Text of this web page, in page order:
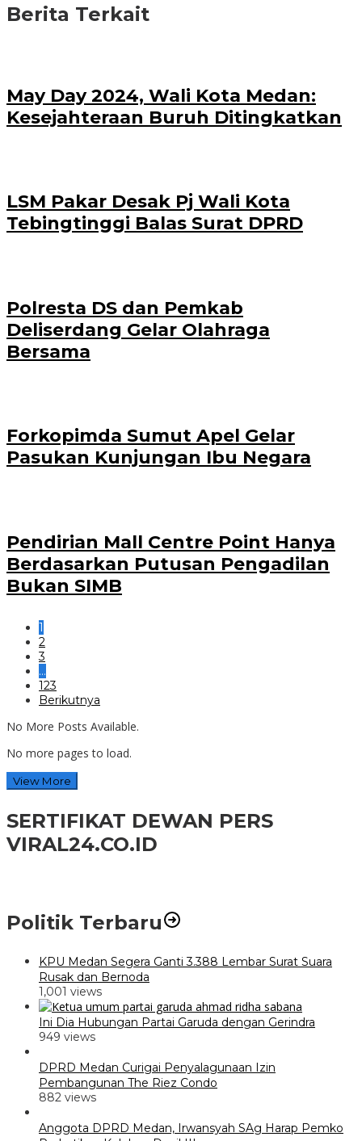
Berita Terkait
May Day 2024, Wali Kota Medan:
Kesejahteraan Buruh Ditingkatkan
LSM Pakar Desak Pj Wali Kota
Tebingtinggi Balas Surat DPRD
Polresta DS dan Pemkab
Deliserdang Gelar Olahraga
Bersama
Forkopimda Sumut Apel Gelar
Pasukan Kunjungan Ibu Negara
Pendirian Mall Centre Point Hanya
Berdasarkan Putusan Pengadilan
Bukan SIMB
1
2
3
…
123
Berikutnya
No More Posts Available.
No more pages to load.
View More
SERTIFIKAT DEWAN PERS
VIRAL24.CO.ID
Politik Terbaru
KPU Medan Segera Ganti 3.388 Lembar Surat Suara
Rusak dan Bernoda
1,001 views
Ini Dia Hubungan Partai Garuda dengan Gerindra
949 views
DPRD Medan Curigai Penyalagunaan Izin
Pembangunan The Riez Condo
882 views
Anggota DPRD Medan, Irwansyah SAg Harap Pemko